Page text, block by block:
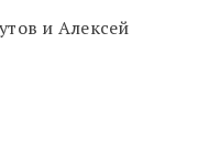
недвижимости
и Алексей